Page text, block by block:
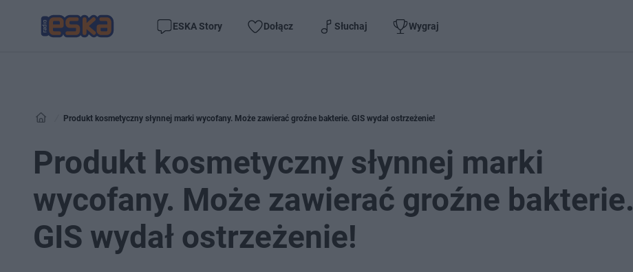
ESKA Story Dołącz Słuchaj Wygraj
Produkt kosmetyczny słynnej marki wycofany. Może zawierać groźne bakterie. GIS wydał ostrzeżenie!
Produkt kosmetyczny słynnej marki
wycofany. Może zawierać groźne bakterie.
GIS wydał ostrzeżenie!